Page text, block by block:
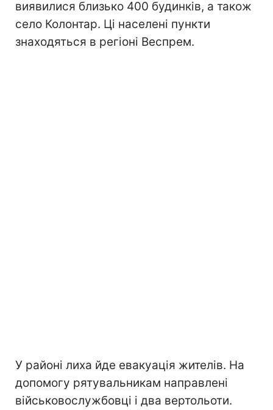
виявилися близько 400 будинків, а також
село Колонтар. Ці населені пункти
знаходяться в регіоні Веспрем.
У районі лиха йде евакуація жителів. На
допомогу рятувальникам направлені
військовослужбовці і два вертольоти.